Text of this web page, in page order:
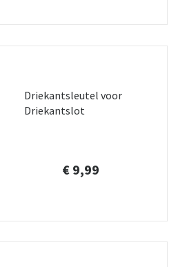
Driekantsleutel voor
Driekantslot
€ 9,99